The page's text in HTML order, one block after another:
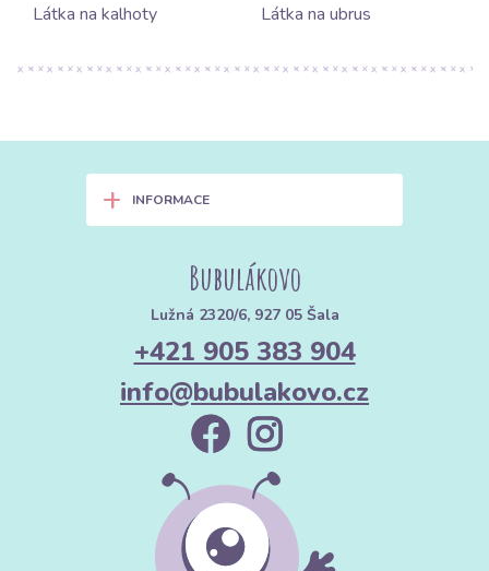
Látka na kalhoty
Látka na ubrus
+ INFORMACE
Bubulákovo
Lužná 2320/6, 927 05 Šala
+421 905 383 904
info@bubulakovo.cz